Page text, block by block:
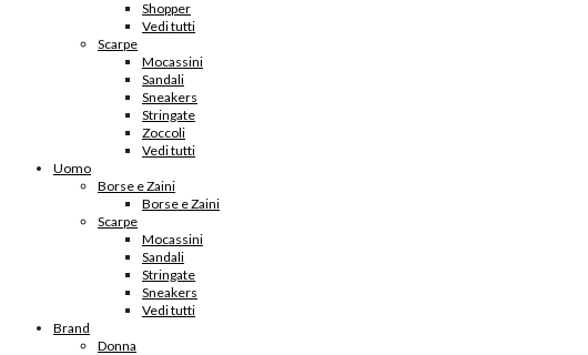
Shopper
Vedi tutti
Scarpe
Mocassini
Sandali
Sneakers
Stringate
Zoccoli
Vedi tutti
Uomo
Borse e Zaini
Borse e Zaini
Scarpe
Mocassini
Sandali
Stringate
Sneakers
Vedi tutti
Brand
Donna